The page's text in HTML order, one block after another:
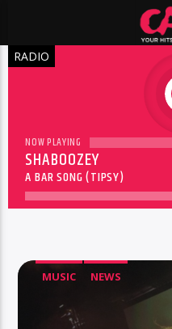
RADIO
NOW PLAYING
SHABOOZEY
A BAR SONG (TIPSY)
MUSIC NEWS